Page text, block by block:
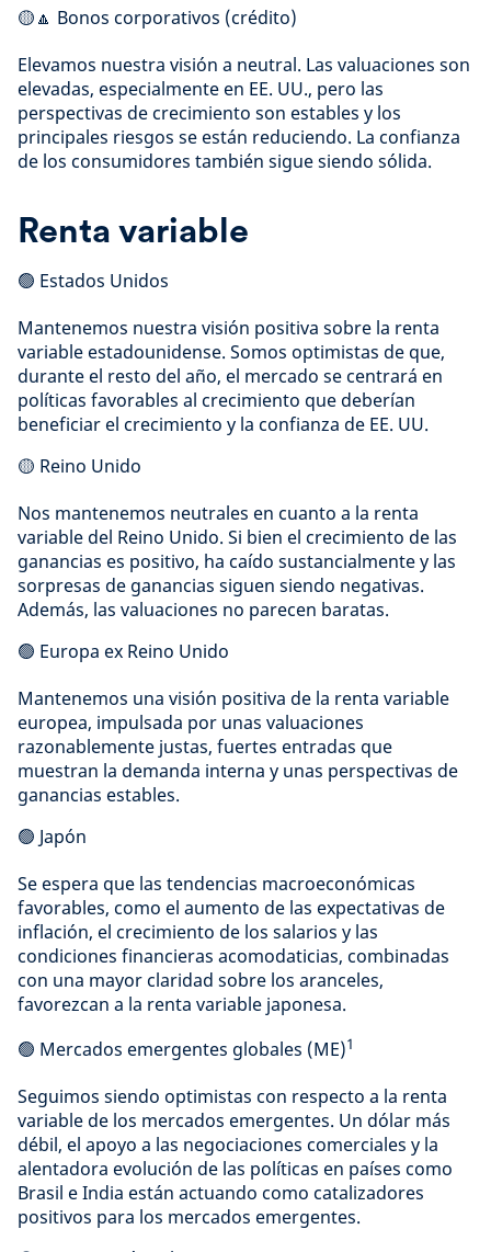
🟡🔼 Bonos corporativos (crédito)
Elevamos nuestra visión a neutral. Las valuaciones son
elevadas, especialmente en EE. UU., pero las
perspectivas de crecimiento son estables y los
principales riesgos se están reduciendo. La confianza
de los consumidores también sigue siendo sólida.
Renta variable
🟢 Estados Unidos
Mantenemos nuestra visión positiva sobre la renta
variable estadounidense. Somos optimistas de que,
durante el resto del año, el mercado se centrará en
políticas favorables al crecimiento que deberían
beneficiar el crecimiento y la confianza de EE. UU.
🟡 Reino Unido
Nos mantenemos neutrales en cuanto a la renta
variable del Reino Unido. Si bien el crecimiento de las
ganancias es positivo, ha caído sustancialmente y las
sorpresas de ganancias siguen siendo negativas.
Además, las valuaciones no parecen baratas.
🟢 Europa ex Reino Unido
Mantenemos una visión positiva de la renta variable
europea, impulsada por unas valuaciones
razonablemente justas, fuertes entradas que
muestran la demanda interna y unas perspectivas de
ganancias estables.
🟢 Japón
Se espera que las tendencias macroeconómicas
favorables, como el aumento de las expectativas de
inflación, el crecimiento de los salarios y las
condiciones financieras acomodaticias, combinadas
con una mayor claridad sobre los aranceles,
favorezcan a la renta variable japonesa.
🟢 Mercados emergentes globales (ME)1
Seguimos siendo optimistas con respecto a la renta
variable de los mercados emergentes. Un dólar más
débil, el apoyo a las negociaciones comerciales y la
alentadora evolución de las políticas en países como
Brasil e India están actuando como catalizadores
positivos para los mercados emergentes.